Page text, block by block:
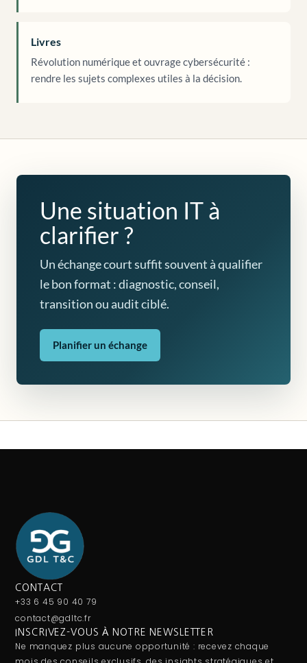
Livres
Révolution numérique et ouvrage cybersécurité :
rendre les sujets complexes utiles à la décision.
Une situation IT à
clarifier ?
Un échange court suffit souvent à qualifier
le bon format : diagnostic, conseil,
transition ou audit ciblé.
Planifier un échange
CONTACT
+33 6 45 90 40 79
contact@gdltc.fr
INSCRIVEZ-VOUS À NOTRE NEWSLETTER
Ne manquez plus aucune opportunité : recevez chaque